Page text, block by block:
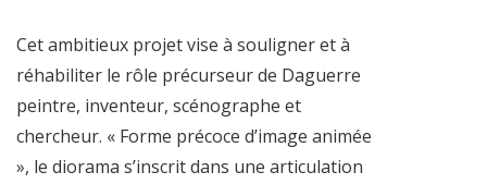
Cet ambitieux projet vise à souligner et à
réhabiliter le rôle précurseur de Daguerre
peintre, inventeur, scénographe et
chercheur. « Forme précoce d’image animée
», le diorama s’inscrit dans une articulation